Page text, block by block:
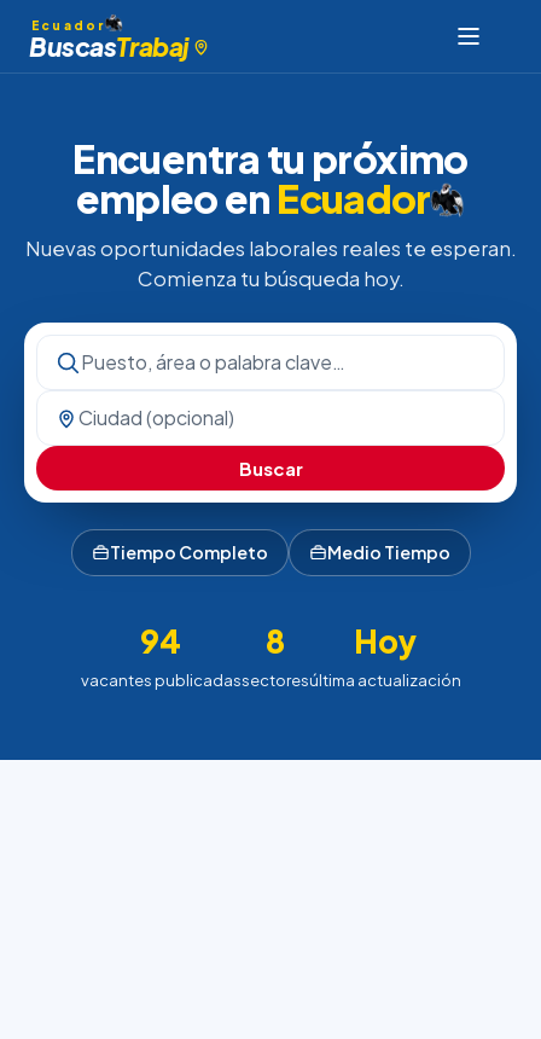
Ecuador
BuscasTrabaj
Encuentra tu próximo
empleo en Ecuador
Nuevas oportunidades laborales reales te esperan.
Comienza tu búsqueda hoy.
Buscar
Tiempo Completo Medio Tiempo
94
vacantes publicadas
8
sectores
Hoy
última actualización